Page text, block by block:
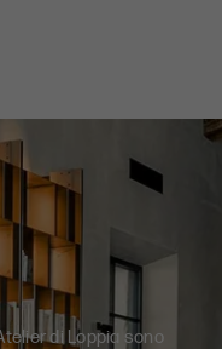
di Loppia sono